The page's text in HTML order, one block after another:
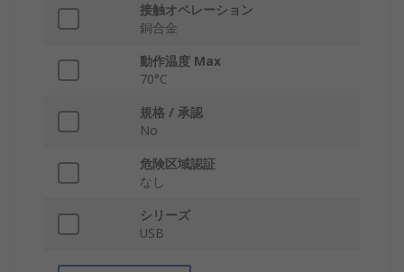
接触オペレーション
銅合金
動作温度 Max
70°C
規格 / 承認
No
危険区域認証
なし
シリーズ
USB